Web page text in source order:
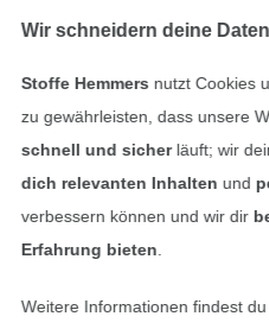
Unsere
Wir schneidern deine
Stoffe Hemmers nutzt Cookies
zu gewährleisten, dass unsere
schnell und sicherläuft; wir
dich relevanten Inhalten und
verbessern können und wir dir
Erfahrung bieten
Weitere Informationen findest